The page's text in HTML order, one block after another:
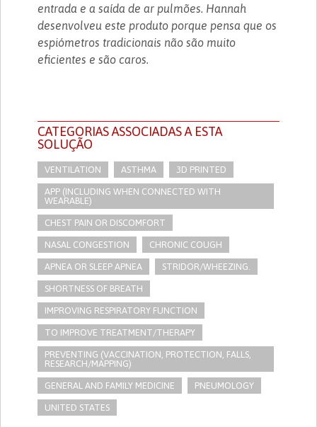
entrada e a saída de ar pulmões. Hannah
desenvolveu este produto porque pensa que os
espiómetros tradicionais não são muito
eficientes e são caros.
CATEGORIAS ASSOCIADAS A ESTA
SOLUÇÃO
VENTILATION ASTHMA 3D PRINTED
APP (INCLUDING WHEN CONNECTED WITH
WEARABLE)
CHEST PAIN OR DISCOMFORT
NASAL CONGESTION CHRONIC COUGH
APNEA OR SLEEP APNEA STRIDOR/WHEEZING.
SHORTNESS OF BREATH
IMPROVING RESPIRATORY FUNCTION
TO IMPROVE TREATMENT/THERAPY
PREVENTING (VACCINATION, PROTECTION, FALLS,
RESEARCH/MAPPING)
GENERAL AND FAMILY MEDICINE PNEUMOLOGY
UNITED STATES